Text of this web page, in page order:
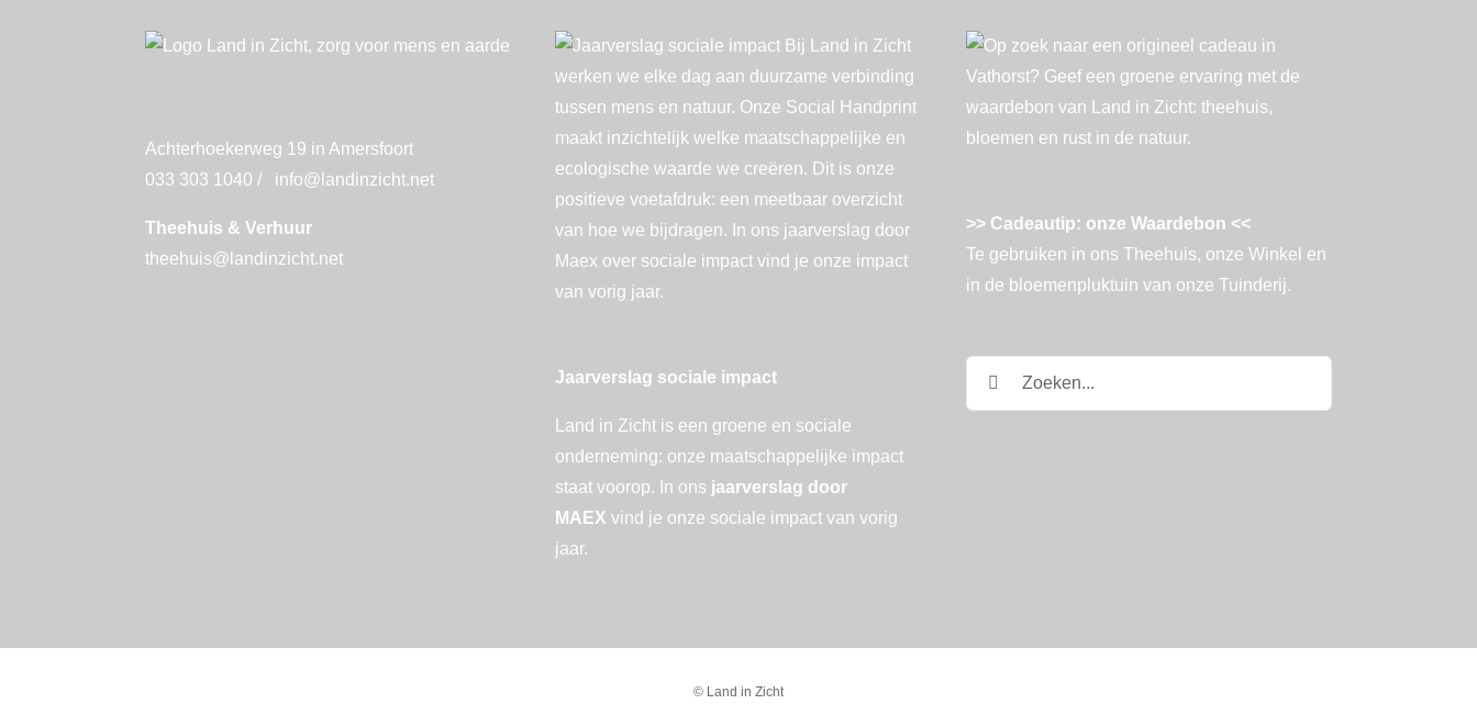
Achterhoekerweg 19 in Amersfoort
033 303 1040 / info@landinzicht.net
Theehuis & Verhuur
theehuis@landinzicht.net
Jaarverslag sociale impact
Land in Zicht is een groene en sociale
onderneming: onze maatschappelijke impact
staat voorop. In ons jaarverslag door
MAEX vind je onze sociale impact van vorig
jaar.
>> Cadeautip: onze Waardebon <<
Te gebruiken in ons Theehuis, onze Winkel en
in de bloemenpluktuin van onze Tuinderij.
© Land in Zicht